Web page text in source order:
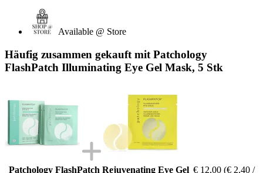
Available @ Store
Häufig zusammen gekauft mit Patchology
FlashPatch Illuminating Eye Gel Mask, 5 Stk
Patchology FlashPatch Rejuvenating Eye Gel € 12,00 (€ 2,40 /